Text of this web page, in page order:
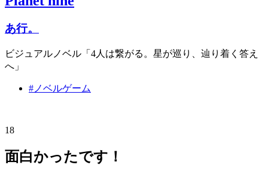
あ行。
ビジュアルノベル「4人は繋がる。星が巡り、辿り着く答え
へ」
#ノベルゲーム
18
面白かったです！